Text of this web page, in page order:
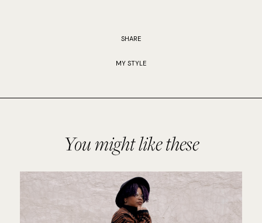
SHARE
MY STYLE
You might like these